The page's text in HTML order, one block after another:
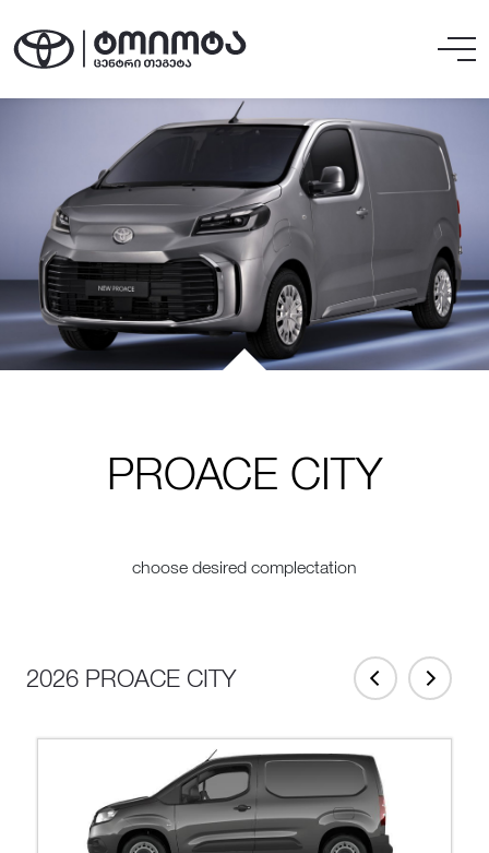
PROACE CITY
choose desired complectation
2026 PROACE CITY